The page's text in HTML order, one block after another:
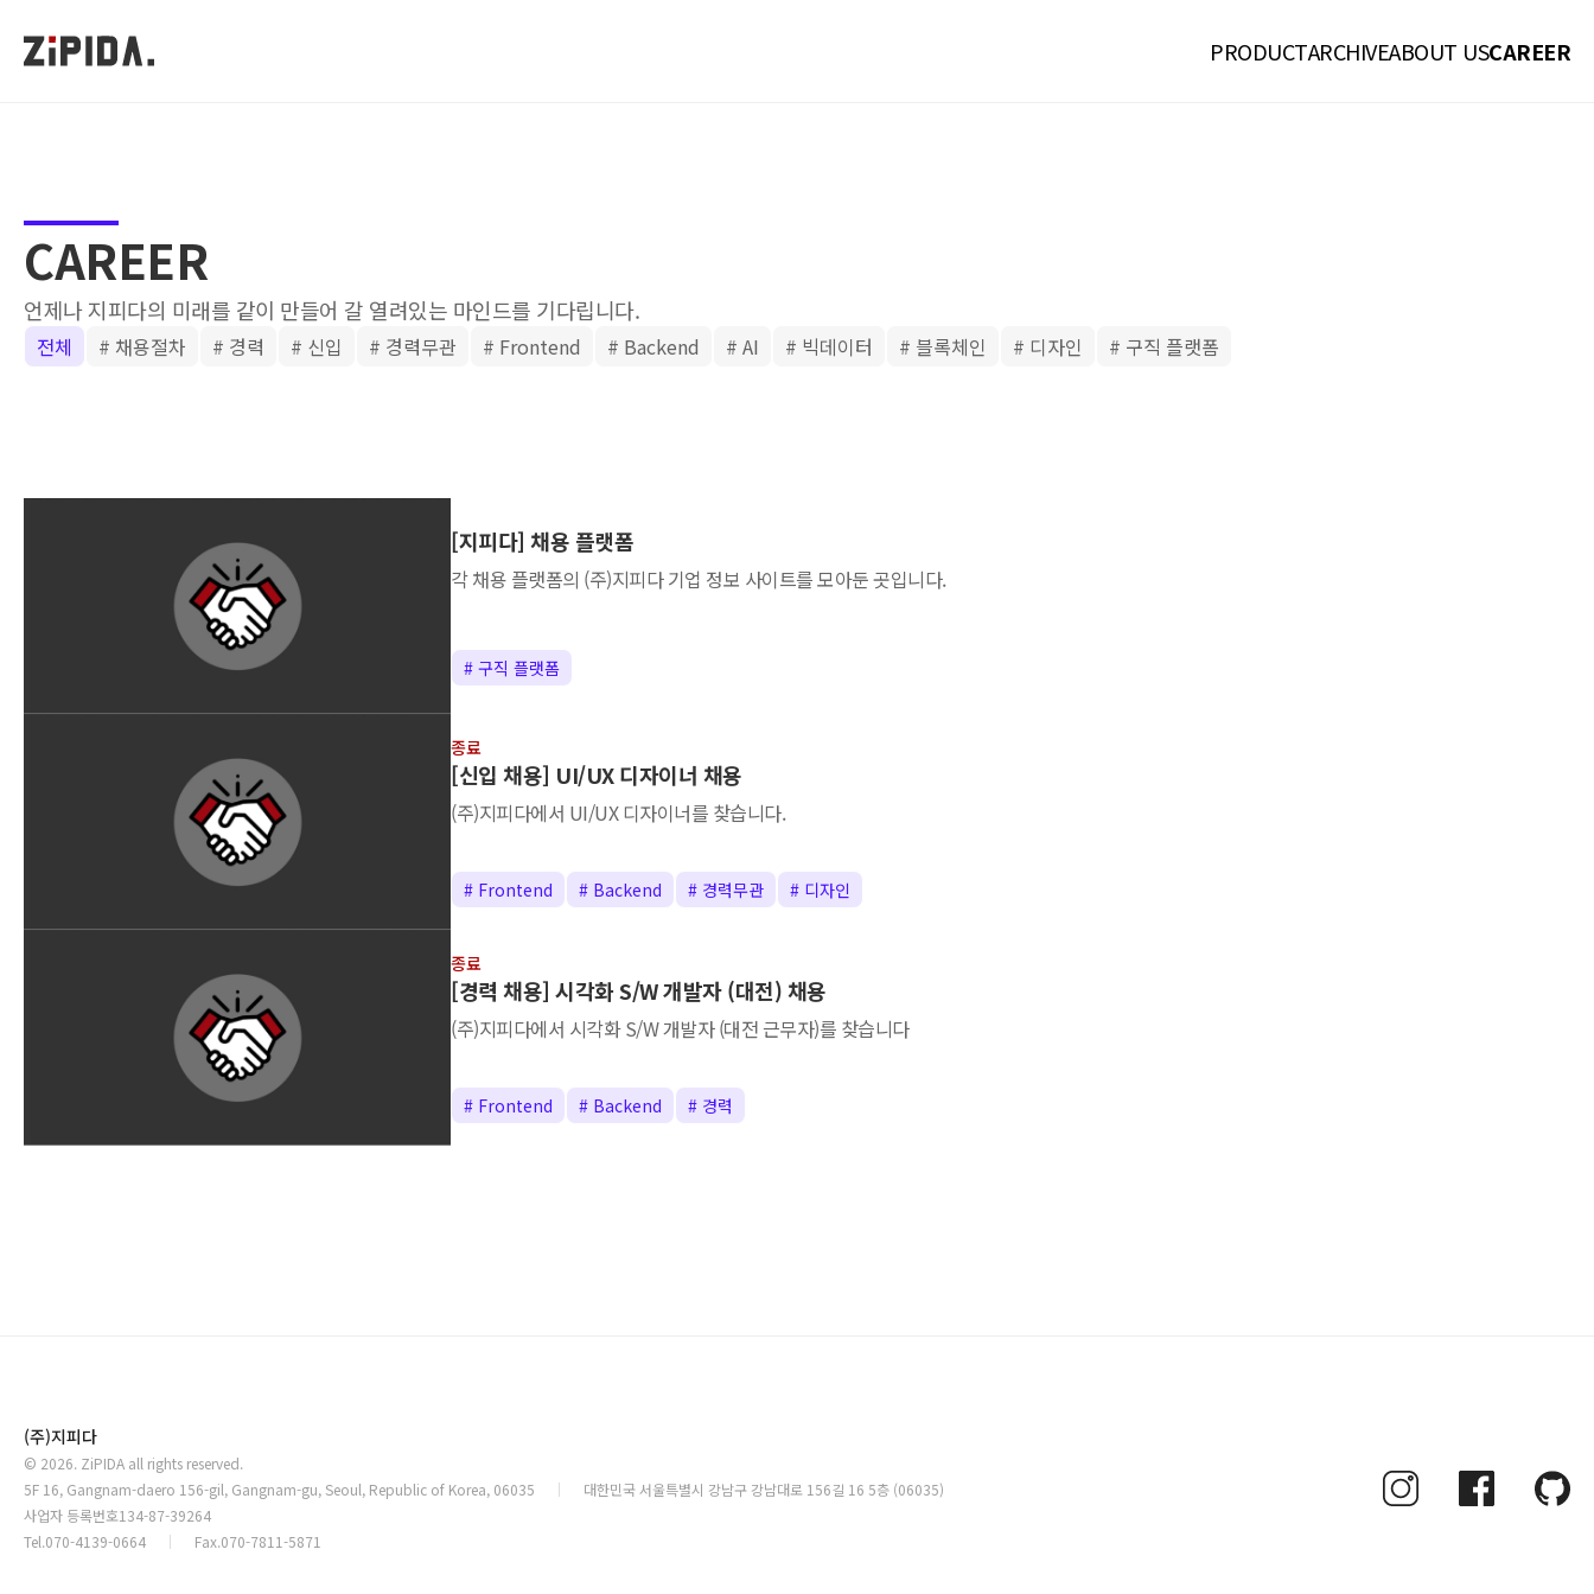
PRODUCTARCHIVEABOUT USCAREER
CAREER
언제나 지피다의 미래를 같이 만들어 갈 열려있는 마인드를 기다립니다.
전체 # 채용절차 # 경력 # 신입 # 경력무관 # Frontend # Backend # AI # 빅데이터 # 블록체인 # 디자인 # 구직 플랫폼
[지피다] 채용 플랫폼
각 채용 플랫폼의 (주)지피다 기업 정보 사이트를 모아둔 곳입니다.
# 구직 플랫폼
종료
[신입 채용] UI/UX 디자이너 채용
(주)지피다에서 UI/UX 디자이너를 찾습니다.
# Frontend # Backend # 경력무관 # 디자인
종료
[경력 채용] 시각화 S/W 개발자 (대전) 채용
(주)지피다에서 시각화 S/W 개발자 (대전 근무자)를 찾습니다
# Frontend # Backend # 경력
(주)지피다
© 2026. ZiPIDA all rights reserved.
5F 16, Gangnam-daero 156-gil, Gangnam-gu, Seoul, Republic of Korea, 06035
대한민국 서울특별시 강남구 강남대로 156길 16 5층 (06035)
사업자 등록번호134-87-39264
Tel.070-4139-0664 Fax.070-7811-5871